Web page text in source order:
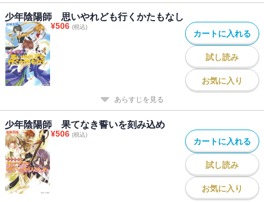
少年陰陽師 思いやれども行くかたもなし
¥506 (税込)
カートに入れる
試し読み
お気に入り
あらすじを見る
少年陰陽師 果てなき誓いを刻み込め
¥506 (税込)
カートに入れる
試し読み
お気に入り